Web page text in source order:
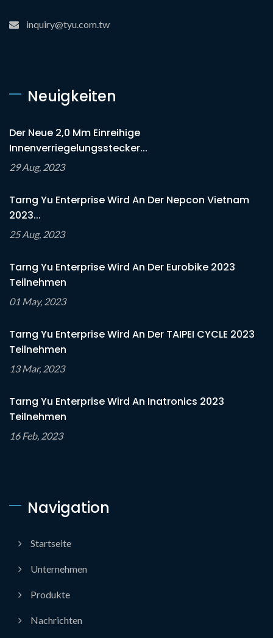
inquiry@tyu.com.tw
Neuigkeiten
Der Neue 2,0 Mm Einreihige
Innenverriegelungsstecker...
29 Aug, 2023
Tarng Yu Enterprise Wird An Der Nepcon Vietnam
2023...
25 Aug, 2023
Tarng Yu Enterprise Wird An Der Eurobike 2023
Teilnehmen
01 May, 2023
Tarng Yu Enterprise Wird An Der TAIPEI CYCLE 2023
Teilnehmen
13 Mar, 2023
Tarng Yu Enterprise Wird An Inatronics 2023
Teilnehmen
16 Feb, 2023
Navigation
Startseite
Unternehmen
Produkte
Nachrichten